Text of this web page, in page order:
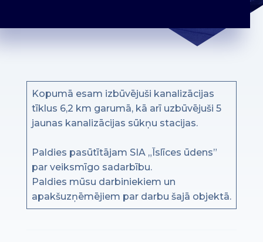
Kopumā esam izbūvējuši kanalizācijas
tīklus 6,2 km garumā, kā arī uzbūvējuši 5
jaunas kanalizācijas sūkņu stacijas.
Paldies pasūtītājam SIA „Īslīces ūdens”
par veiksmīgo sadarbību.
Paldies mūsu darbiniekiem un
apakšuzņēmējiem par darbu šajā objektā.